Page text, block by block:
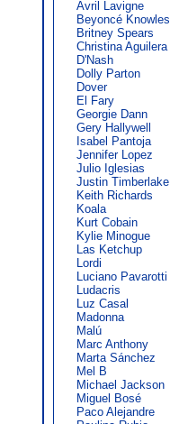
Avril Lavigne
Beyoncé Knowles
Britney Spears
Christina Aguilera
D'Nash
Dolly Parton
Dover
El Fary
Georgie Dann
Gery Hallywell
Isabel Pantoja
Jennifer Lopez
Julio Iglesias
Justin Timberlake
Keith Richards
Koala
Kurt Cobain
Kylie Minogue
Las Ketchup
Lordi
Luciano Pavarotti
Ludacris
Luz Casal
Madonna
Malú
Marc Anthony
Marta Sánchez
Mel B
Michael Jackson
Miguel Bosé
Paco Alejandre